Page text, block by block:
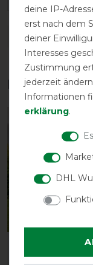
Das
Horseware
Force Turnout
deine IP-
erst nach dem
deiner
Interesses
Zustimmung
jederzeit
Informationen
erklärung.
DHL